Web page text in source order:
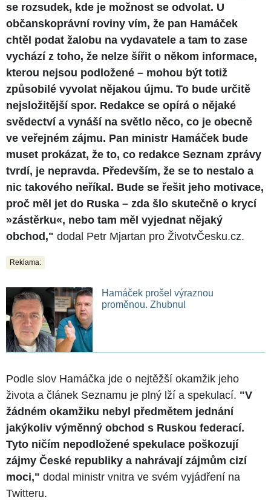
se rozsudek, kde je možnost se odvolat. U
občanskoprávní roviny vím, že pan Hamáček
chtěl podat žalobu na vydavatele a tam to zase
vychází z toho, že nelze šířit o někom informace,
kterou nejsou podložené – mohou být totiž
způsobilé vyvolat nějakou újmu. To bude určitě
nejsložitější spor. Redakce se opírá o nějaké
svědectví a vynáší na světlo něco, co je obecně
ve veřejném zájmu. Pan ministr Hamáček bude
muset prokázat, že to, co redakce Seznam zprávy
tvrdí, je nepravda. Především, že se to nestalo a
nic takového neříkal. Bude se řešit jeho motivace,
proč měl jet do Ruska – zda šlo skutečně o krycí
»zástěrku«, nebo tam měl vyjednat nějaký
obchod," dodal Petr Mjartan pro ŽivotvČesku.cz.
Reklama:
Hamáček prošel výraznou
proměnou. Zhubnul
Podle slov Hamáčka jde o nejtěžší okamžik jeho
života a článek Seznamu je plný lží a spekulací. "V
žádném okamžiku nebyl předmětem jednání
jakýkoliv výměnný obchod s Ruskou federací.
Tyto ničím nepodložené spekulace poškozují
zájmy České republiky a nahrávají zájmům cizí
moci," dodal ministr vnitra ve svém vyjádření na
Twitteru.